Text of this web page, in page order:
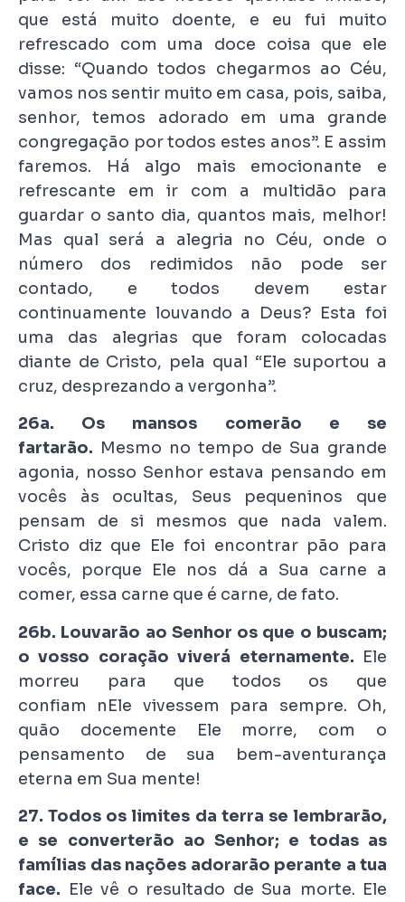
que está muito doente, e eu fui muito
refrescado com uma doce coisa que ele
disse: “Quando todos chegarmos ao Céu,
vamos nos sentir muito em casa, pois, saiba,
senhor, temos adorado em uma grande
congregação por todos estes anos”. E assim
faremos. Há algo mais emocionante e
refrescante em ir com a multidão para
guardar o santo dia, quantos mais, melhor!
Mas qual será a alegria no Céu, onde o
número dos redimidos não pode ser
contado, e todos devem estar
continuamente louvando a Deus? Esta foi
uma das alegrias que foram colocadas
diante de Cristo, pela qual “Ele suportou a
cruz, desprezando a vergonha”.
26a. Os mansos comerão e se
fartarão. Mesmo no tempo de Sua grande
agonia, nosso Senhor estava pensando em
vocês às ocultas, Seus pequeninos que
pensam de si mesmos que nada valem.
Cristo diz que Ele foi encontrar pão para
vocês, porque Ele nos dá a Sua carne a
comer, essa carne que é carne, de fato.
26b. Louvarão ao Senhor os que o buscam;
o vosso coração viverá eternamente. Ele
morreu para que todos os que
confiam nEle vivessem para sempre. Oh,
quão docemente Ele morre, com o
pensamento de sua bem-aventurança
eterna em Sua mente!
27. Todos os limites da terra se lembrarão,
e se converterão ao Senhor; e todas as
famílias das nações adorarão perante a tua
face. Ele vê o resultado de Sua morte. Ele